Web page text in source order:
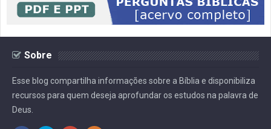
Sobre
Esse blog compartilha informações sobre a Bíblia e disponibiliza
recursos para quem deseja aprofundar os estudos na palavra de
Deus.